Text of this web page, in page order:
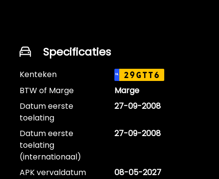
Specificaties
Kenteken NL 29GTT6
BTW of Marge
Marge
Datum eerste
toelating
27-09-2008
Datum eerste
toelating
(internationaal)
27-09-2008
APK vervaldatum
08-05-2027